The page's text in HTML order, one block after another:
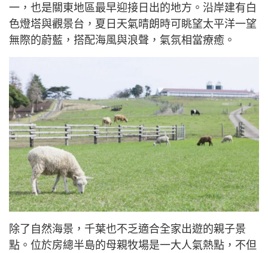
一，也是關東地區最早迎接日出的地方。沿岸建有白
色燈塔與觀景台，夏日天氣晴朗時可眺望太平洋一望
無際的蔚藍，搭配海風與浪聲，氣氛相當療癒。
除了自然海景，千葉也不乏適合全家出遊的親子景
點。位於房總半島的母親牧場是一大人氣熱點，不但